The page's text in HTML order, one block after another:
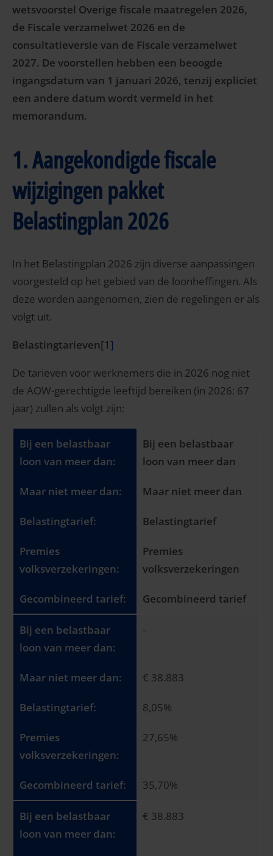
wetsvoorstel Overige fiscale maatregelen 2026,
de Fiscale verzamelwet 2026 en de
consultatieversie van de Fiscale verzamelwet
2027. De voorstellen hebben een beoogde
ingangsdatum van 1 januari 2026, tenzij expliciet
een andere datum wordt vermeld in het
memorandum.
1. Aangekondigde fiscale
wijzigingen pakket
Belastingplan 2026
In het Belastingplan 2026 zijn diverse aanpassingen
voorgesteld op het gebied van de loonheffingen. Als
deze worden aangenomen, zien de regelingen er als
volgt uit.
Belastingtarieven[1]
De tarieven voor werknemers die in 2026 nog niet
de AOW-gerechtigde leeftijd bereiken (in 2026: 67
jaar) zullen als volgt zijn:
Bij een belastbaar
loon van meer dan
Maar niet meer dan
Belastingtarief
Premies
volksverzekeringen
Gecombineerd tarief
-
€ 38.883
8,05%
27,65%
35,70%
€ 38.883